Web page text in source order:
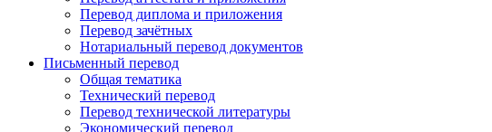
Перевод диплома и приложения
Перевод зачётных
Нотариальный перевод документов
Письменный перевод
Общая тематика
Технический перевод
Перевод технической литературы
Экономический перевод